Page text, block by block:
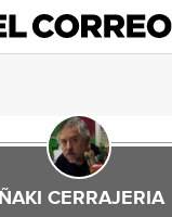
IÑAKI CERRAJERIA